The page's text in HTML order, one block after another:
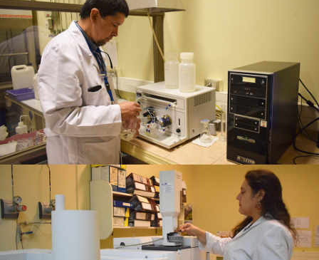
Samuel Flores
Rosa Parada